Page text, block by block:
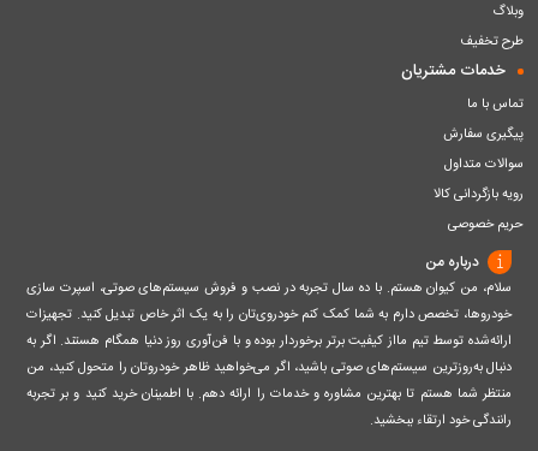
وبلاگ
طرح تخفیف
خدمات مشتریان
تماس با ما
پیگیری سفارش
سوالات متداول
رویه بازگردانی کالا
حریم خصوصی
درباره من
سلام، من کیوان هستم. با ده سال تجربه در نصب و فروش سیستم‌های صوتی، اسپرت سازی
خودروها، تخصص دارم به شما کمک کنم خودروی‌تان را به یک اثر خاص تبدیل کنید. تجهیزات
ارائه‌شده توسط تیم مااز کیفیت برتر برخوردار بوده و با فن‌آوری روز دنیا همگام هستند. اگر به
دنبال به‌روزترین سیستم‌های صوتی باشید، اگر می‌خواهید ظاهر خودروتان را متحول کنید، من
منتظر شما هستم تا بهترین مشاوره و خدمات را ارائه دهم. با اطمینان خرید کنید و بر تجربه
رانندگی خود ارتقاء ببخشید.